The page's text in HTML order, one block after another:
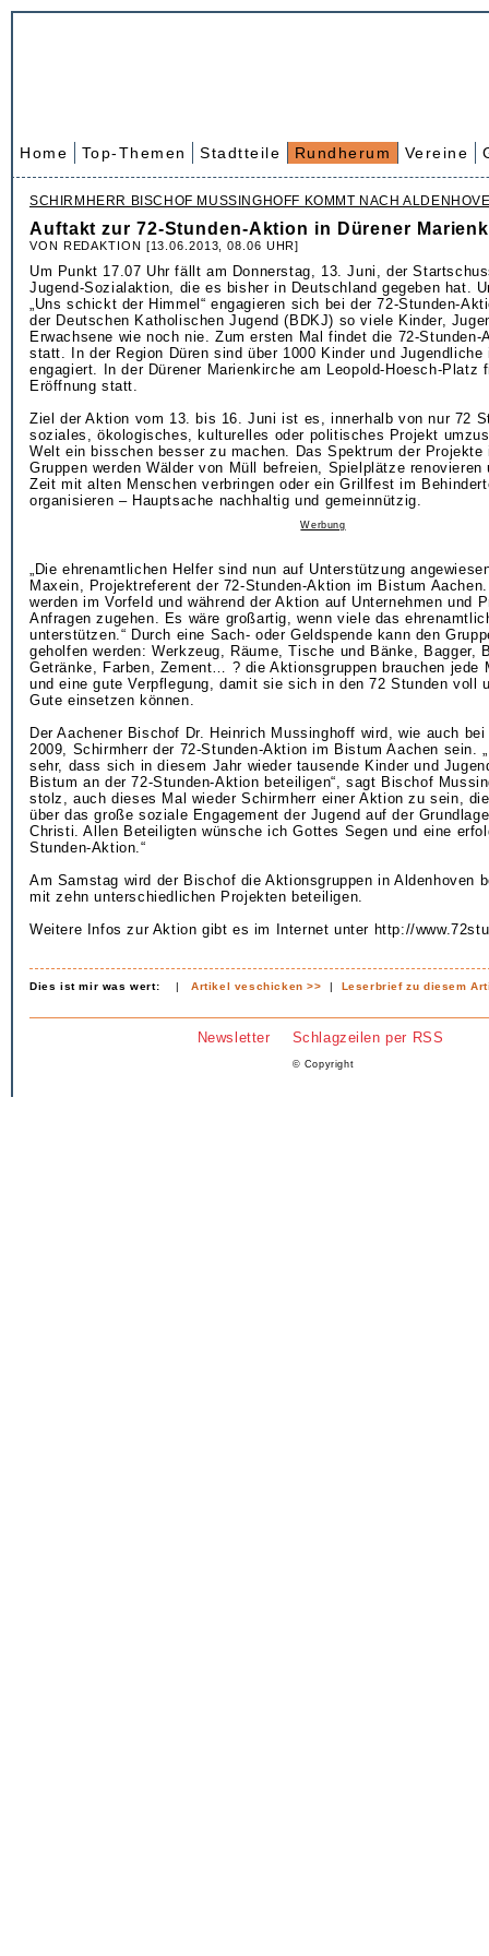
Home Top-Themen Stadtteile Rundherum Vereine
SCHIRMHERR BISCHOF MUSSINGHOFF KOMMT NACH
Auftakt zur 72-Stunden-Aktion in Dürener
VON REDAKTION [13.06.2013, 08.06 UHR]
Um Punkt 17.07 Uhr fällt am Donnerstag, 13. Juni, der
Jugend-Sozialaktion, die es bisher in Deutschland gegeben hat.
„Uns schickt der Himmel“ engagieren sich bei der 72-Stunden-
der Deutschen Katholischen Jugend (BDKJ) so viele Kinder,
Erwachsene wie noch nie. Zum ersten Mal findet die 72-Stunden-
statt. In der Region Düren sind über 1000 Kinder und
engagiert. In der Dürener Marienkirche am Leopold-Hoesch-Platz
Eröffnung statt.
Ziel der Aktion vom 13. bis 16. Juni ist es, innerhalb von nur 72
soziales, ökologisches, kulturelles oder politisches Projekt
Welt ein bisschen besser zu machen. Das Spektrum der
Gruppen werden Wälder von Müll befreien, Spielplätze renovieren
Zeit mit alten Menschen verbringen oder ein Grillfest im
organisieren – Hauptsache nachhaltig und gemeinnützig.
Werbung
„Die ehrenamtlichen Helfer sind nun auf Unterstützung
Maxein, Projektreferent der 72-Stunden-Aktion im Bistum Aachen.
werden im Vorfeld und während der Aktion auf Unternehmen und
Anfragen zugehen. Es wäre großartig, wenn viele das
unterstützen.“ Durch eine Sach- oder Geldspende kann den
geholfen werden: Werkzeug, Räume, Tische und Bänke, Bagger,
Getränke, Farben, Zement… ? die Aktionsgruppen brauchen jede
und eine gute Verpflegung, damit sie sich in den 72 Stunden voll
Gute einsetzen können.
Der Aachener Bischof Dr. Heinrich Mussinghoff wird, wie auch
2009, Schirmherr der 72-Stunden-Aktion im Bistum Aachen sein.
sehr, dass sich in diesem Jahr wieder tausende Kinder und
Bistum an der 72-Stunden-Aktion beteiligen“, sagt Bischof
stolz, auch dieses Mal wieder Schirmherr einer Aktion zu sein,
über das große soziale Engagement der Jugend auf der
Christi. Allen Beteiligten wünsche ich Gottes Segen und eine
Stunden-Aktion.“
Am Samstag wird der Bischof die Aktionsgruppen in Aldenhoven
mit zehn unterschiedlichen Projekten beteiligen.
Weitere Infos zur Aktion gibt es im Internet unter http://
Dies ist mir was wert: |Artikel veschicken >> | Leserbrief zu diesem
Newsletter Schlagzeilen per RSS
© Copyright